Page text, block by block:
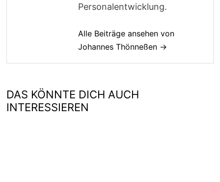
Personalentwicklung.
Alle Beiträge ansehen von
Johannes Thönneßen →
DAS KÖNNTE DICH AUCH
INTERESSIEREN